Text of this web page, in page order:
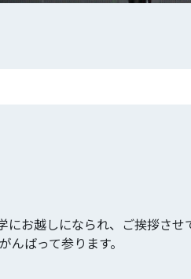
お越しになられ、ご挨拶させ
んばって参ります。